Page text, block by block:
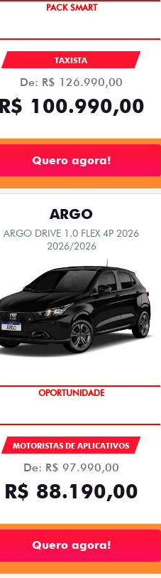
PACK SMART
TAXISTA
De: R$ 126.990,00
R$ 100.990,00
Quero agora!
ARGO
ARGO DRIVE 1.0 FLEX 4P 2026
2026/2026
OPORTUNIDADE
MOTORISTAS DE APLICATIVOS
De: R$ 97.990,00
R$ 88.190,00
Quero agora!